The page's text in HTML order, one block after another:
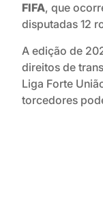
FIFA, que
disputadas 12
A edição de
direitos de
Liga Forte
torcedores